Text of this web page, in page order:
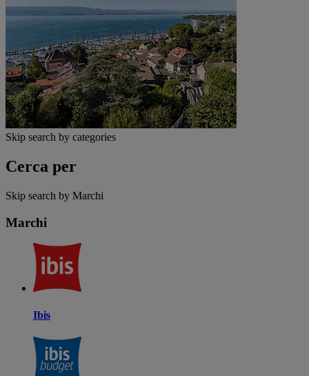
Skip search by categories
Cerca per
Skip search by Marchi
Marchi
Ibis